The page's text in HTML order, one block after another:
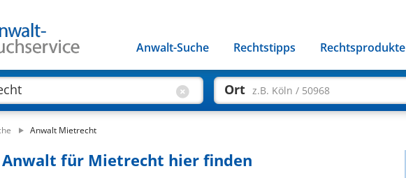
Anwalt-Suche Rechtstipps Rechtsprodukte
Ort z.B. Köln / 50968
Anwalt Mietrecht
für Mietrecht hier finden